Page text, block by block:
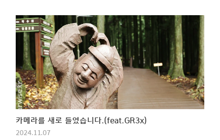
카메라를 새로 들였습니다.(feat.GR3x)
2024.11.07